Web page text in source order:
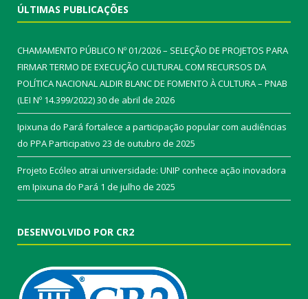
ÚLTIMAS PUBLICAÇÕES
CHAMAMENTO PÚBLICO Nº 01/2026 – SELEÇÃO DE PROJETOS PARA
FIRMAR TERMO DE EXECUÇÃO CULTURAL COM RECURSOS DA
POLÍTICA NACIONAL ALDIR BLANC DE FOMENTO À CULTURA – PNAB
(LEI Nº 14.399/2022)30 de abril de 2026
Ipixuna do Pará fortalece a participação popular com audiências
do PPA Participativo 23 de outubro de 2025
Projeto Ecóleo atrai universidade: UNIP conhece ação inovadora
em Ipixuna do Pará 1 de julho de 2025
DESENVOLVIDO POR CR2